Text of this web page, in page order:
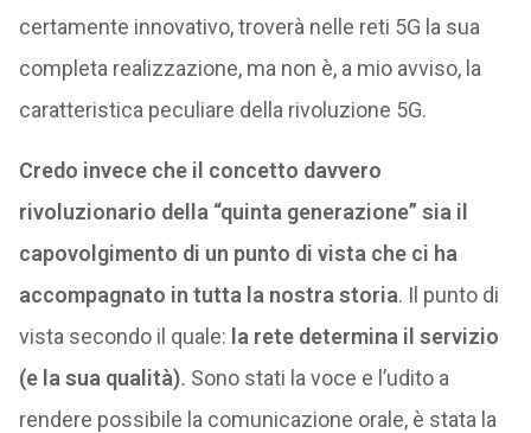
certamente innovativo, troverà nelle reti 5G la sua
completa realizzazione, ma non è, a mio avviso, la
caratteristica peculiare della rivoluzione 5G.
Credo invece che il concetto davvero
rivoluzionario della “quinta generazione” sia il
capovolgimento di un punto di vista che ci ha
accompagnato in tutta la nostra storia. Il punto di
vista secondo il quale: la rete determina il servizio
(e la sua qualità). Sono stati la voce e l’udito a
rendere possibile la comunicazione orale, è stata la